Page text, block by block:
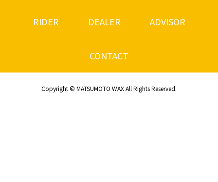
RIDER DEALER ADVISOR
CONTACT
Copyright © MATSUMOTO WAX All Rights Reserved.